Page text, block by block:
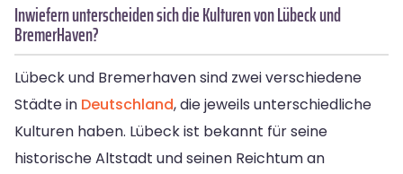
Inwiefern unterscheiden sich die Kulturen von Lübeck und
Bremer­Haven?
Lübeck und Bremerhaven sind zwei verschiedene
Städte in Deutschland, die jeweils unterschiedliche
Kulturen haben. Lübeck ist bekannt für seine
historische Altstadt und seinen Reichtum an